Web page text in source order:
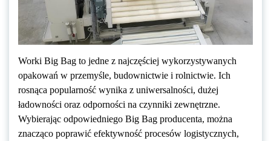
Worki Big Bag to jedne z najczęściej wykorzystywanych
opakowań w przemyśle, budownictwie i rolnictwie. Ich
rosnąca popularność wynika z uniwersalności, dużej
ładowności oraz odporności na czynniki zewnętrzne.
Wybierając odpowiedniego Big Bag producenta, można
znacząco poprawić efektywność procesów logistycznych,